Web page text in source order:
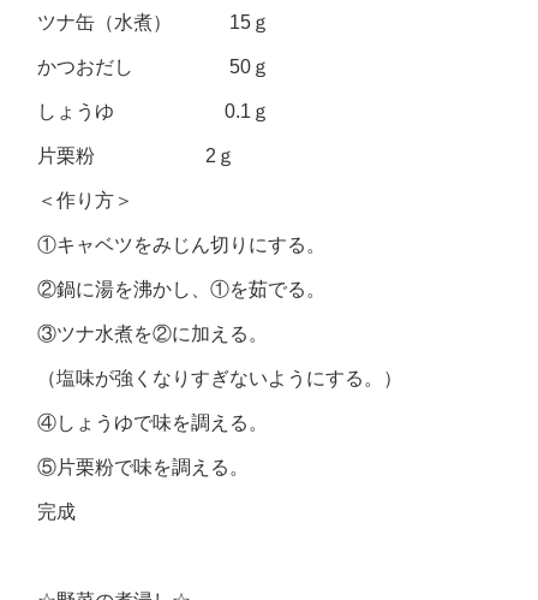
ツナ缶（水煮） 15ｇ
かつおだし 50ｇ
しょうゆ 0.1ｇ
片栗粉 2ｇ
＜作り方＞
①キャベツをみじん切りにする。
②鍋に湯を沸かし、①を茹でる。
③ツナ水煮を②に加える。
（塩味が強くなりすぎないようにする。）
④しょうゆで味を調える。
⑤片栗粉で味を調える。
完成